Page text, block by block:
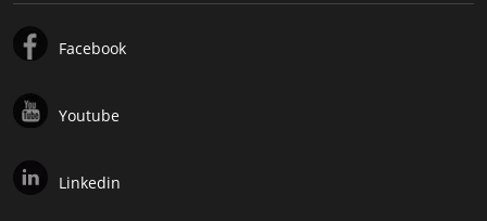
Facebook
Youtube
Linkedin